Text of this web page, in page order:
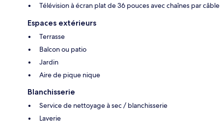
Télévision à écran plat de 36 pouces avec chaînes par câble
Espaces extérieurs
Terrasse
Balcon ou patio
Jardin
Aire de pique nique
Blanchisserie
Service de nettoyage à sec / blanchisserie
Laverie